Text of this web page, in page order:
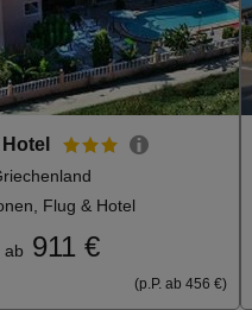
Flug & Hotel
ab 911 €
(p.P. ab 456 €)